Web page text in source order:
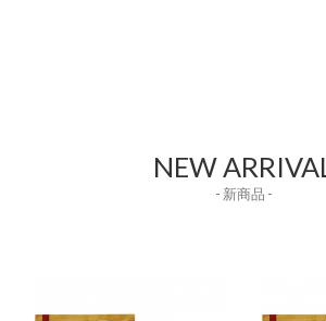
NEW ARRIVAL
- 新商品 -